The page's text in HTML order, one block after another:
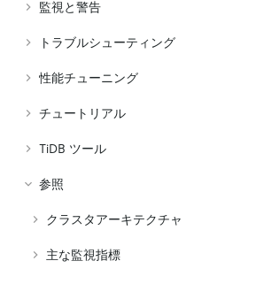
監視と警告
トラブルシューティング
性能チューニング
チュートリアル
TiDB ツール
参照
クラスタアーキテクチャ
主な監視指標